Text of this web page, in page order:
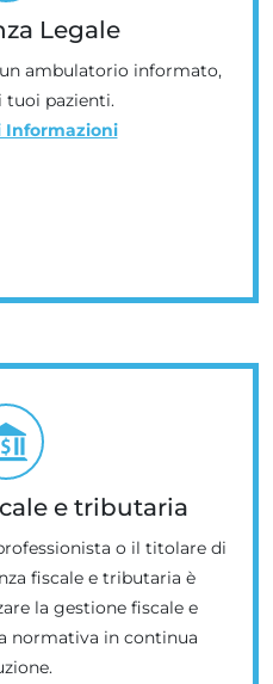
Legale
ambulatorio informato,
tuoi pazienti.
Informazioni
e tributaria
o il titolare di
fiscale e tributaria è
la gestione fiscale e
normativa in continua